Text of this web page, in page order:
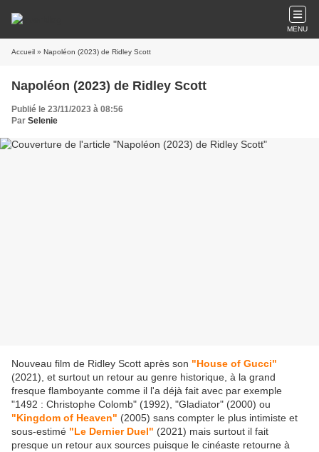
MENU
Accueil » Napoléon (2023) de Ridley Scott
Napoléon (2023) de Ridley Scott
Publié le 23/11/2023 à 08:56
Par Selenie
Nouveau film de Ridley Scott après son "House of Gucci"
(2021), et surtout un retour au genre historique, à la grand
fresque flamboyante comme il l'a déjà fait avec par exemple
"1492 : Christophe Colomb" (1992), "Gladiator" (2000) ou
"Kingdom of Heaven" (2005) sans compter le plus intimiste et
sous-estimé "Le Dernier Duel" (2021) mais surtout il fait
presque un retour aux sources puisque le cinéaste retourne à